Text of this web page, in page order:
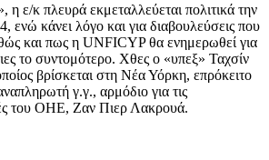
ε/κ πλευρά εκμεταλλεύεται πολιτικά την
ενώ κάνει λόγο και για διαβουλεύσεις που
και πως η UNFICYP θα ενημερωθεί για
το συντομότερο. Χθες ο «υπεξ» Ταχσίν
βρίσκεται στη Νέα Υόρκη, επρόκειτο
γ.γ., αρμόδιο για τις
του ΟΗΕ, Ζαν Πιερ Λακρουά.